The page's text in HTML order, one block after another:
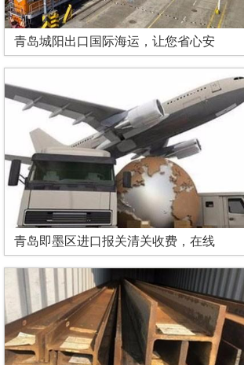
青岛城阳出口国际海运，让您省心安
青岛即墨区进口报关清关收费，在线